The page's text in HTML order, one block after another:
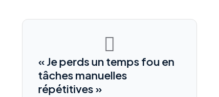

« Je perds un temps fou en
tâches manuelles
répétitives »